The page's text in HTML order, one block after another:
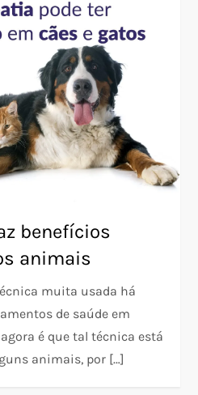
benefícios
animais
muita usada há
de saúde em
é que tal técnica está
animais, por […]